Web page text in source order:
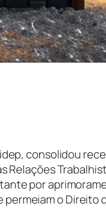
consolidou
Relações
por
o Direito